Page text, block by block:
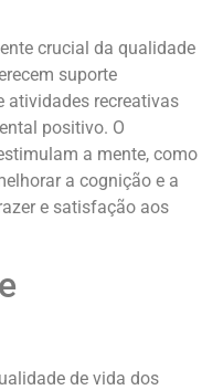
crucial da qualidade
suporte
atividades recreativas
positivo. O
a mente, como
a cognição e a
e satisfação aos
de vida dos